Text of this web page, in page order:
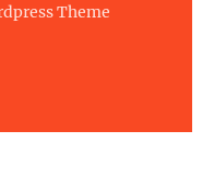
Theme